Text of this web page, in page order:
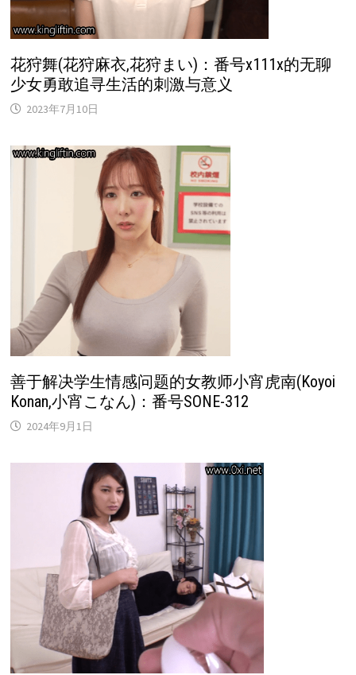
花狩舞(花狩麻衣,花狩まい)：番号x111x的无聊
少女勇敢追寻生活的刺激与意义
2023年7月10日
善于解决学生情感问题的女教师小宵虎南(Koyoi
Konan,小宵こなん)：番号SONE-312
2024年9月1日